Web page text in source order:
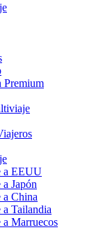
a EEUU
Japón
a China
a Tailandia
a Marruecos